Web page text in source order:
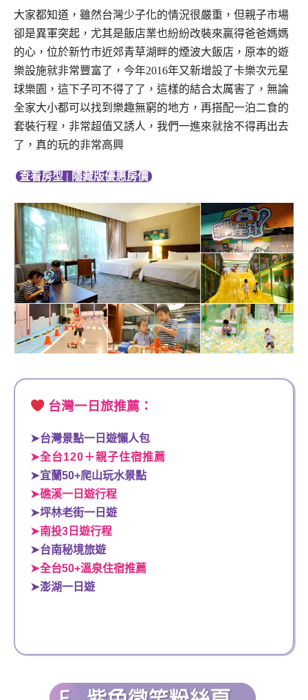
大家都知道，雖然台灣少子化的情況很嚴重，但親子市場
卻是異軍突起，尤其是飯店業也紛紛改裝來贏得爸爸媽媽
的心，位於新竹市近郊青草湖畔的煙波大飯店，原本的遊
樂設施就非常豐富了，今年2016年又新增設了卡樂次元星
球樂園，這下子可不得了了，這樣的結合太厲害了，無論
全家大小都可以找到樂趣無窮的地方，再搭配一泊二食的
套裝行程，非常超值又誘人，我們一進來就捨不得再出去
了，真的玩的非常高興
查看房型 | 隱藏版優惠房價
台灣一日旅推薦：
➤台灣景點一日遊懶人包
➤全台120＋親子住宿推薦
➤宜蘭50+爬山玩水景點
➤礁溪一日遊行程
➤坪林老街一日遊
➤南投3日遊行程
➤台南秘境旅遊
➤全台50+溫泉住宿推薦
➤澎湖一日遊